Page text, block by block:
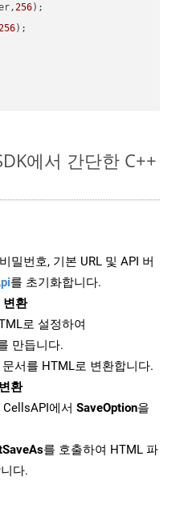
256);
);
에서 간단한 C++
밀번호, 기본 URL 및 API 버
를 초기화합니다.
변환
로 설정하여
만듭니다.
서를 HTML로 변환합니다.
환
에서 SaveOption을
를 호출하여 HTML 파
다.